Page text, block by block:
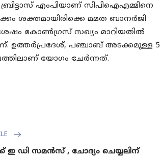
എംപിയാണ് സിപിഐഎമ്മിനെ
ശക്തമായിരിക്കെ മമത ബാനർജി
കോൺഗ്രസ് സഖ്യം മാറിയതിൽ
ഉത്തർപ്രദേശ്, പഞ്ചാബ് അടക്കമുള്ള 5
യോഗം ചേർന്നത്.
ഇ ഡി സമൻസ് , ചോദ്യം ചെയ്യലിന്